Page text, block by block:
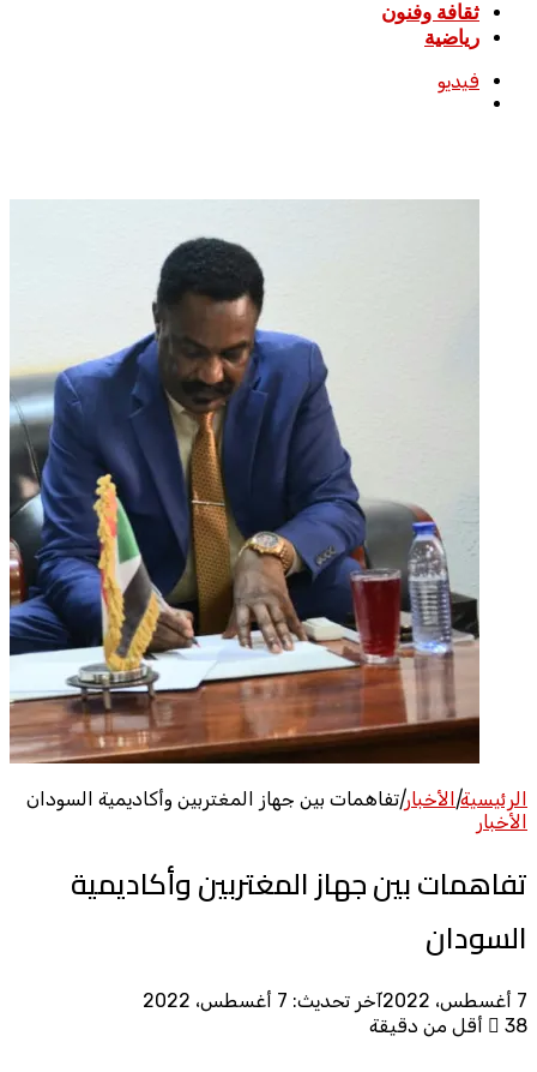
ثقافة وفنون
رياضية
فيديو
الرئيسية|الأخبار|تفاهمات بين جهاز المغتربين وأكاديمية السودان
الأخبار
تفاهمات بين جهاز المغتربين وأكاديمية
السودان
7 أغسطس، 2022
آخر تحديث: 7 أغسطس، 2022
38
أقل من دقيقة